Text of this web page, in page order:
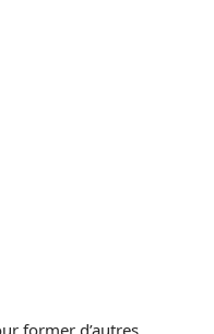
former d’autres